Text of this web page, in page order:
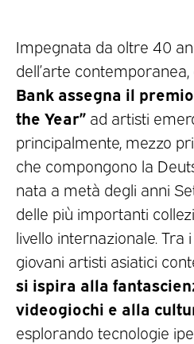
Impegnata da oltre 40
dell’arte contemporanea,
Bank assegna il
the Year” ad artisti
principalmente, mezzo
che compongono la
nata a metà degli anni
delle più importanti
livello internazionale. Tra
giovani artisti asiatici
si ispira alla
videogiochi e alla
esplorando tecnologie